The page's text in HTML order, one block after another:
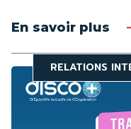
En savoir plus
RELATIONS